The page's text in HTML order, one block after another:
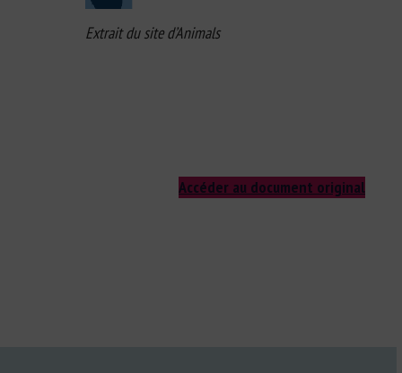
Extrait du site d’Animals
Accéder au document original